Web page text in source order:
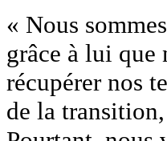
« Nous
grâce à lui que
récupérer nos
de la